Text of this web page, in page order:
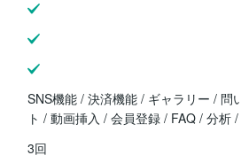
SNS機能 / 決済機能 / ギャラリー / 問
ト / 動画挿入 / 会員登録 / FAQ / 分析
3回